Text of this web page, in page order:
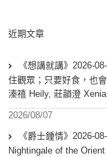
近期文章
《想講就講》2026-
住觀眾；只要好食，也
溱禧 Heily, 莊韻澄
2026/08/07
《爵士鍾情》2026-
Nightingale of the